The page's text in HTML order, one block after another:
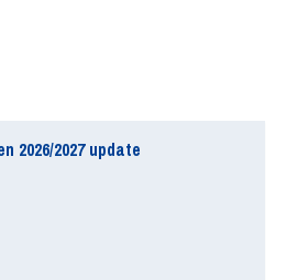
2026/2027 update